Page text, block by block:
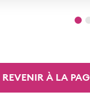
REVENIR À LA